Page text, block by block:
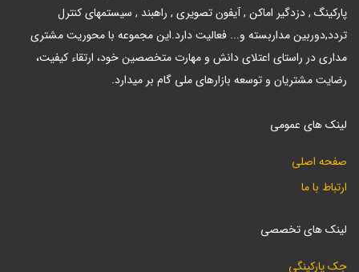
پارکینگ , دزدگیر اماکن , آیفون تصویری , راهبند , سیستمهای کنترل
تردد,دوربین مداربسته و... فعالیت دارد.این مجموعه با محوریت مشتری
مداری در راستای اعتلای دانش و مهارت متخصصین خود، ارتقاء کیفیت،
رضایت مشتریان و توسعه بازارهای ملی گام بر میدارد.
لینک های عمومی
صفحه اصلی
ارتباط با ما
لینک های تخصصی
جک پارکینگی